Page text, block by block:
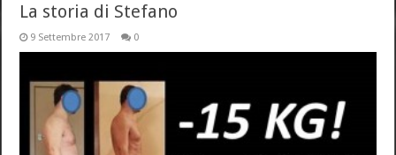
La storia di Stefano
9 Settembre 2017 0